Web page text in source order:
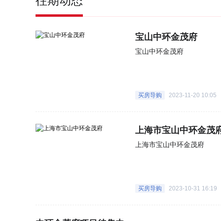
宝山中环金茂府
宝山中环金茂府
买房导购 2023-11-20 10:05
上海市宝山中环金茂
上海市宝山中环金茂府
买房导购 2023-10-31 16:19